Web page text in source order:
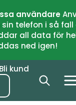
användare
telefon i så
all data för
ned igen!
Bli kund